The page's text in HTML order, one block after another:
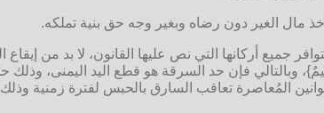
مال الغير دون رضاه وبغير وجه حق بنية تملكه.
جميع أركانها التي نص عليها القانون، لا بد من
وبالتالي فإن حد السرقة هو قطع اليد اليمنى، وذلك
المُعاصرة تعاقب السارق بالحبس لفترة زمنية